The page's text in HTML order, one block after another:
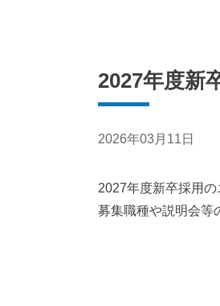
2027年度新
2026年03月11日
2027年度新卒採用の
募集職種や説明会等